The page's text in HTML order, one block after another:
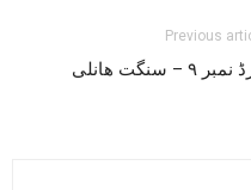
Previous
۹ – سنگت ھانلی